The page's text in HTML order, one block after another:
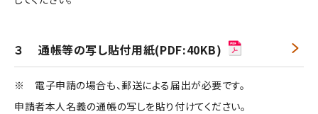
３ 通帳等の写し貼付用紙(PDF:40KB)
※ 電子申請の場合も、郵送による届出が必要です。
申請者本人名義の通帳の写しを貼り付けてください。